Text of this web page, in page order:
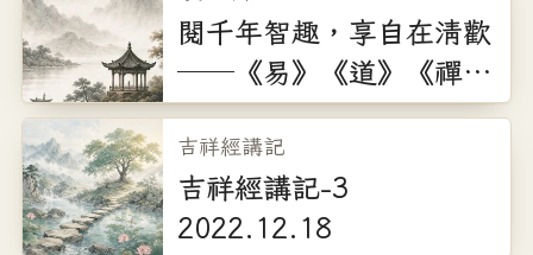
主講：葉競柔
2026 年 11 月 8 日
（星期日）
◆ 三、《禪》照本心 ◆
笑迎生命之覺
閱千年智趣，享自在清歡
──《易》《道》《禪》
三場講座
吉祥經講記
吉祥經講記-3
2022.12.18